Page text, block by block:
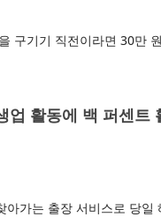
구기기 직전이라면 30만
활동에 백 퍼센트
가는 출장 서비스로 당